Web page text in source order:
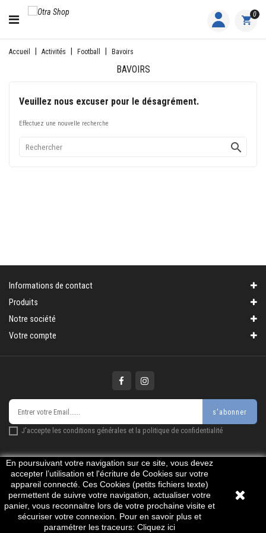
En poursuivant votre navigation sur ce site, vous devez
accepter l’utilisation et l'écriture de Cookies sur votre
appareil connecté. Ces Cookies (petits fichiers texte)
permettent de suivre votre navigation, actualiser votre
panier, vous reconnaitre lors de votre prochaine visite et
sécuriser votre connexion. Pour en savoir plus et
paramétrer les traceurs: Cliquez ici
CATÉGORIE
ACCUEIL
FEMME
HOMME
JUNIOR
0
Accueil Activités Football Bavoirs
BAVOIRS
Veuillez nous excuser pour le désagrément.
Effectuez une nouvelle recherche

Informations de contact
Produits
Notre société
Votre compte
s'abonner
J'accepte les conditions générales et la politique de confidentialité
© 2026 - Logiciel e-commerce par PrestaShop™